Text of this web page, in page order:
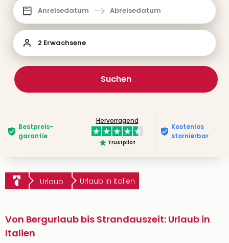
Anreisedatum Abreisedatum
2 Erwachsene
Suchen
Bestpreis­
garantie
Hervorragend
Trustpilot
Kostenlos
stornierbar
Urlaub Urlaub in Italien
Von Bergurlaub bis Strandauszeit: Urlaub in
Italien